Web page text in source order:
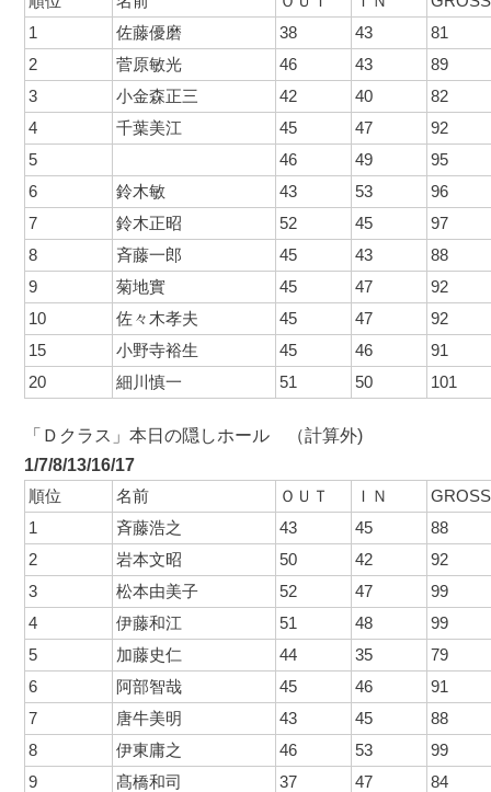
1
佐藤優磨 38 43
81
2
菅原敏光 46 43
89
3
小金森正三 42 40
82
4
千葉美江 45 47
92
5
46 49
95
6
鈴木敏 43 53
96
7
鈴木正昭 52 45
97
8
斉藤一郎 45 43
88
9
菊地實 45 47
92
10
佐々木孝夫 45 47
92
15
小野寺裕生 45 46
91
20
細川慎一 51 50 101
「Ｄクラス」本日の隠しホール （計算外)
1/7/8/13/16/17
順位
名前 ＯＵＴ ＩＮ
GROSS
1
斉藤浩之 43 45
88
2
岩本文昭 50 42
92
3
松本由美子 52 47
99
4
伊藤和江 51 48
99
5
加藤史仁 44 35
79
6
阿部智哉 45 46
91
7
唐牛美明 43 45
88
8
伊東庸之 46 53
99
9
髙橋和司 37 47
84